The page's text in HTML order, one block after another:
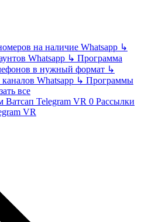
на наличие Whatsapp ↳
Whatsapp ↳ Программа
в нужный формат ↳
Whatsapp ↳ Программы
все
Рассылки
VR